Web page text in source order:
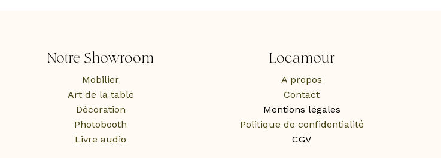
Notre Showroom
Mobilier
Art de la table
Décoration
Photobooth
Livre audio
Locamour
A propos
Contact
Mentions légales
Politique de confidentialité
CGV